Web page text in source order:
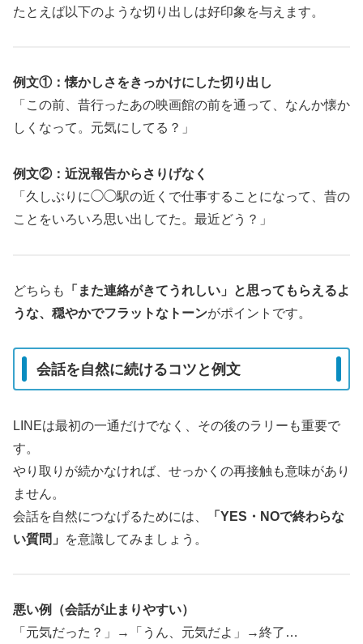
たとえば以下のような切り出しは好印象を与えます。
例文①：懐かしさをきっかけにした切り出し
「この前、昔行ったあの映画館の前を通って、なんか懐か
しくなって。元気にしてる？」
例文②：近況報告からさりげなく
「久しぶりに◯◯駅の近くで仕事することになって、昔の
ことをいろいろ思い出してた。最近どう？」
どちらも
「また連絡がきてうれしい」と思ってもらえるよ
うな、穏やかでフラットなトーンがポイントです。
会話を自然に続けるコツと例文
LINEは最初の一通だけでなく、その後のラリーも重要で
す。
やり取りが続かなければ、せっかくの再接触も意味があり
ません。
会話を自然につなげるためには、
「YES・NOで終わらな
い質問」
を意識してみましょう。
悪い例（会話が止まりやすい）
「元気だった？」→「うん、元気だよ」→終了…